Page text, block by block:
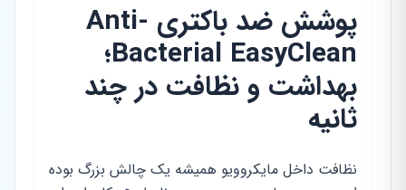
پوشش ضد باکتری Anti-
Bacterial EasyClean؛
بهداشت و نظافت در چند
ثانیه
نظافت داخل مایکروویو همیشه یک چالش بزرگ بوده